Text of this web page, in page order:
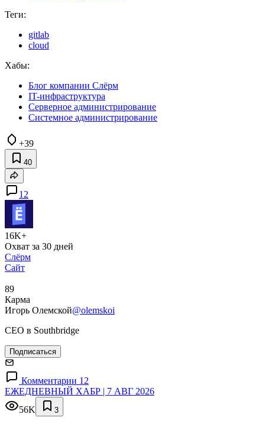
Теги:
gitlab
cloud
Хабы:
Блог компании Слёрм
IT-инфраструктура
Серверное администрирование
Системное администрирование
+39
40
12
16K+
Охват за 30 дней
Слёрм
Сайт
89
Карма
Игорь Олемской@olemskoi
CEO в Southbridge
Подписаться
Комментарии 12
ЕЖЕДНЕВНЫЙ ХАБР | 7 АВГ 2026
56K
3